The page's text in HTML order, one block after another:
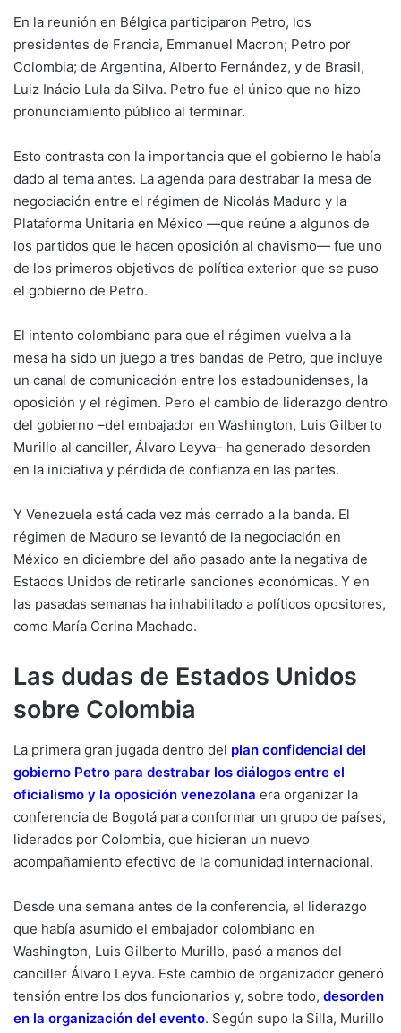
En la reunión en Bélgica participaron Petro, los
presidentes de Francia, Emmanuel Macron; Petro por
Colombia; de Argentina, Alberto Fernández, y de Brasil,
Luiz Inácio Lula da Silva. Petro fue el único que no hizo
pronunciamiento público al terminar.
Esto contrasta con la importancia que el gobierno le había
dado al tema antes. La agenda para destrabar la mesa de
negociación entre el régimen de Nicolás Maduro y la
Plataforma Unitaria en México —que reúne a algunos de
los partidos que le hacen oposición al chavismo— fue uno
de los primeros objetivos de política exterior que se puso
el gobierno de Petro.
El intento colombiano para que el régimen vuelva a la
mesa ha sido un juego a tres bandas de Petro, que incluye
un canal de comunicación entre los estadounidenses, la
oposición y el régimen. Pero el cambio de liderazgo dentro
del gobierno –del embajador en Washington, Luis Gilberto
Murillo al canciller, Álvaro Leyva– ha generado desorden
en la iniciativa y pérdida de confianza en las partes.
Y Venezuela está cada vez más cerrado a la banda. El
régimen de Maduro se levantó de la negociación en
México en diciembre del año pasado ante la negativa de
Estados Unidos de retirarle sanciones económicas. Y en
las pasadas semanas ha inhabilitado a políticos opositores,
como María Corina Machado.
Las dudas de Estados Unidos
sobre Colombia
La primera gran jugada dentro del plan confidencial del
gobierno Petro para destrabar los diálogos entre el
oficialismo y la oposición venezolana era organizar la
conferencia de Bogotá para conformar un grupo de países,
liderados por Colombia, que hicieran un nuevo
acompañamiento efectivo de la comunidad internacional.
Desde una semana antes de la conferencia, el liderazgo
que había asumido el embajador colombiano en
Washington, Luis Gilberto Murillo, pasó a manos del
canciller Álvaro Leyva. Este cambio de organizador generó
tensión entre los dos funcionarios y, sobre todo, desorden
en la organización del evento. Según supo la Silla, Murillo